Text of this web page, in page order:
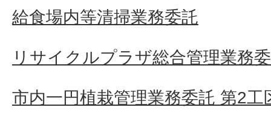
給食場内等清掃業務委託
リサイクルプラザ総合管理業務
市内一円植栽管理業務委託 第2工